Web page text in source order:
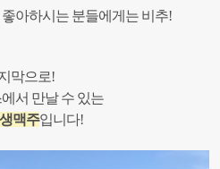
아하시는 분들에게는 비추!
막으로!
서 만날 수 있는
맥주입니다!